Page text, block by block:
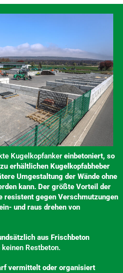
Kugelkopfankereinbetoniert, so
erhältlichen Kugelkopfabheber
Umgestaltung der Wände ohne
kann. Der größte Vorteil der
resistent gegen Verschmutzungen
und raus drehen von
aus Frischbeton
Restbeton.
vermittelt oder organisiert